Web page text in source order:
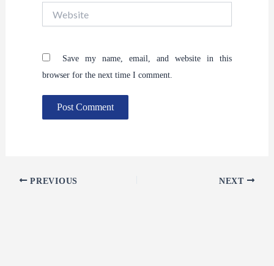
Save my name, email, and website in this
browser for the next time I comment.
PREVIOUS NEXT